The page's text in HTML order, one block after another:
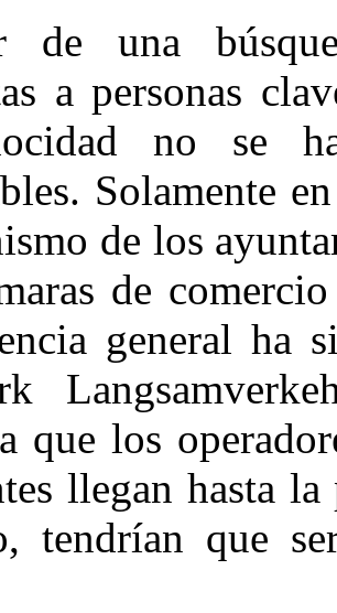
de una
a personas
no se
Solamente
de los
de
general ha
que los
llegan hasta
tendrían que